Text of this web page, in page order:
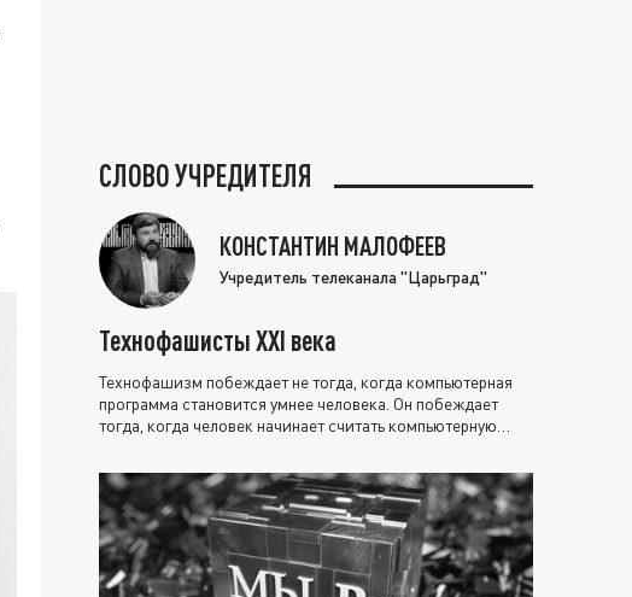
СЛОВО УЧРЕДИТЕЛЯ
КОНСТАНТИН МАЛОФЕЕВ
Учредитель телеканала "Царьград"
Технофашисты XXI века
Технофашизм побеждает не тогда, когда компьютерная
программа становится умнее человека. Он побеждает
тогда, когда человек начинает считать компьютерную